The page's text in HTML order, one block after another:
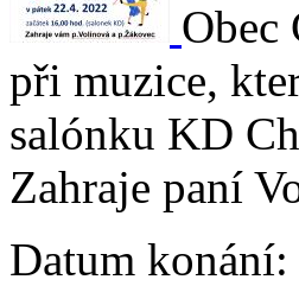
Obec
při muzice,
salónku KD
Zahraje paní
Datum konání: